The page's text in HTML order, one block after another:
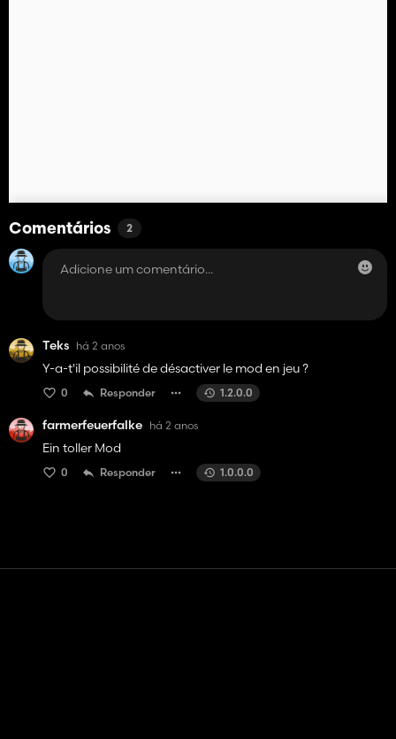
Comentários 2
Teks há 2 anos
Y-a-t'il possibilité de désactiver le mod en jeu ?
0 Responder 1.2.0.0
farmerfeuerfalke há 2 anos
Ein toller Mod
0 Responder 1.0.0.0